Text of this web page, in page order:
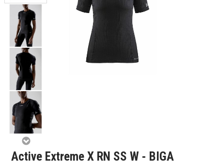
Active Extreme X RN SS W - BIGA